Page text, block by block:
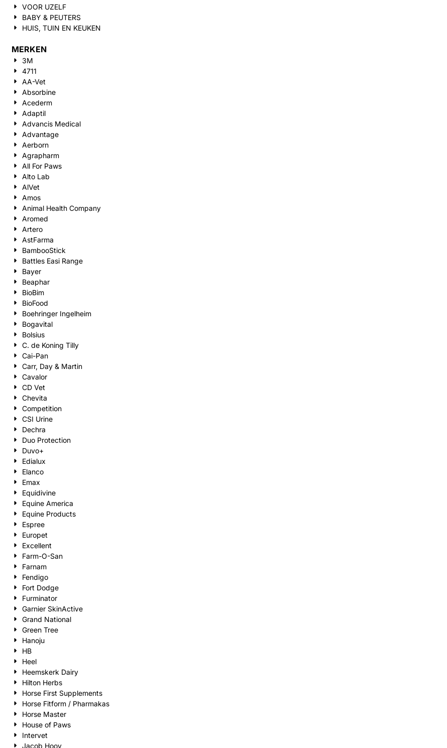
VOOR UZELF
BABY & PEUTERS
HUIS, TUIN EN KEUKEN
MERKEN
3M
4711
AA-Vet
Absorbine
Acederm
Adaptil
Advancis Medical
Advantage
Aerborn
Agrapharm
All For Paws
Alto Lab
AlVet
Amos
Animal Health Company
Aromed
Artero
AstFarma
BambooStick
Battles Easi Range
Bayer
Beaphar
BioBim
BioFood
Boehringer Ingelheim
Bogavital
Bolsius
C. de Koning Tilly
Cai-Pan
Carr, Day & Martin
Cavalor
CD Vet
Chevita
Competition
CSI Urine
Dechra
Duo Protection
Duvo+
Edialux
Elanco
Emax
Equidivine
Equine America
Equine Products
Espree
Europet
Excellent
Farm-O-San
Farnam
Fendigo
Fort Dodge
Furminator
Garnier SkinActive
Grand National
Green Tree
Hanoju
HB
Heel
Heemskerk Dairy
Hilton Herbs
Horse First Supplements
Horse Fitform / Pharmakas
Horse Master
House of Paws
Intervet
Jacob Hooy